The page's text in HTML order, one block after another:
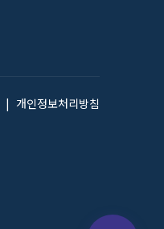
| 개인정보처리방침